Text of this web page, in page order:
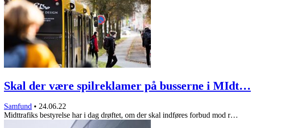
Skal der være spilreklamer på busserne i MIdt…
Samfund • 24.06.22
Midttrafiks bestyrelse har i dag drøftet, om der skal indføres forbud mod r…